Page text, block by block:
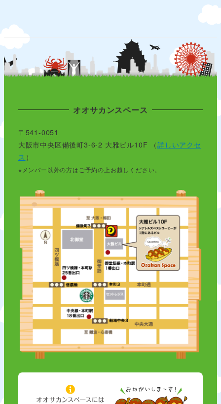
オオサカンスペース
〒541-0051
大阪市中央区備後町3-6-2 大雅ビル10F （詳しいアクセ
ス ）
※メンバー以外の方はご予約の上お越しください。